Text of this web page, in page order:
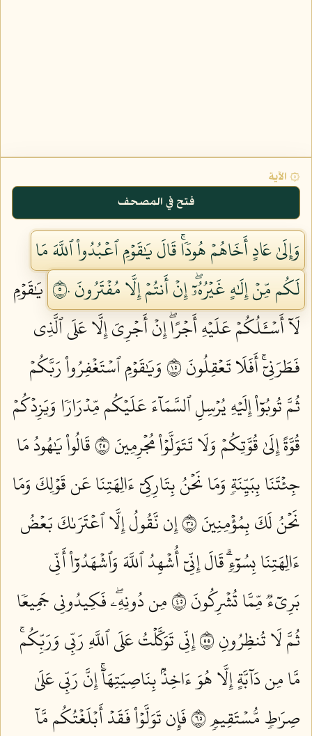
۞ الآية
فتح في المصحف
وَإِلَىٰ عَادٍ أَخَاهُمۡ هُودٗاۚ قَالَ يَٰقَوۡمِ ٱعۡبُدُواْ ٱللَّهَ مَا
لَكُم مِّنۡ إِلَٰهٍ غَيۡرُهُۥٓۖ إِنۡ أَنتُمۡ إِلَّا مُفۡتَرُونَ ٥٠
يَٰقَوۡمِ
لَآ أَسۡـَٔلُكُمۡ عَلَيۡهِ أَجۡرًاۖ إِنۡ أَجۡرِيَ إِلَّا عَلَى ٱلَّذِي
فَطَرَنِيٓۚ أَفَلَا تَعۡقِلُونَ ٥١
وَيَٰقَوۡمِ ٱسۡتَغۡفِرُواْ رَبَّكُمۡ
ثُمَّ تُوبُوٓاْ إِلَيۡهِ يُرۡسِلِ ٱلسَّمَآءَ عَلَيۡكُم مِّدۡرَارٗا وَيَزِدۡكُمۡ
قُوَّةً إِلَىٰ قُوَّتِكُمۡ وَلَا تَتَوَلَّوۡاْ مُجۡرِمِينَ ٥٢
قَالُواْ يَٰهُودُ مَا
جِئۡتَنَا بِبَيِّنَةٖ وَمَا نَحۡنُ بِتَارِكِيٓ ءَالِهَتِنَا عَن قَوۡلِكَ وَمَا
نَحۡنُ لَكَ بِمُؤۡمِنِينَ ٥٣
إِن نَّقُولُ إِلَّا ٱعۡتَرَىٰكَ بَعۡضُ
ءَالِهَتِنَا بِسُوٓءٖۗ قَالَ إِنِّيٓ أُشۡهِدُ ٱللَّهَ وَٱشۡهَدُوٓاْ أَنِّي
بَرِيٓءٞ مِّمَّا تُشۡرِكُونَ ٥٤
مِن دُونِهِۦۖ فَكِيدُونِي جَمِيعٗا
ثُمَّ لَا تُنظِرُونِ ٥٥
إِنِّي تَوَكَّلۡتُ عَلَى ٱللَّهِ رَبِّي وَرَبِّكُمۚ
مَّا مِن دَآبَّةٍ إِلَّا هُوَ ءَاخِذُۢ بِنَاصِيَتِهَآۚ إِنَّ رَبِّي عَلَىٰ
صِرَٰطٖ مُّسۡتَقِيمٖ ٥٦
فَإِن تَوَلَّوۡاْ فَقَدۡ أَبۡلَغۡتُكُم مَّآ